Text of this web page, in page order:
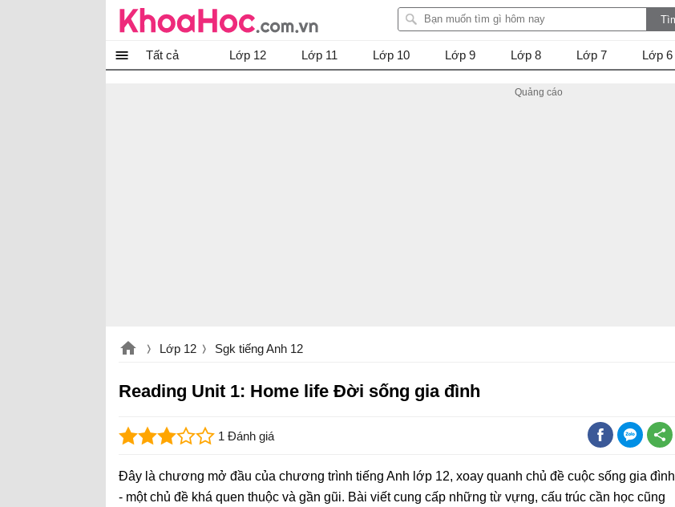
Tất cả Lớp 12 Lớp 11 Lớp 10 Lớp 9 Lớp 8 Lớp 7 Lớp 6
Lớp 12 Sgk tiếng Anh 12
Reading Unit 1: Home life Đời sống gia đình
1 Đánh giá
Đây là chương mở đầu của chương trình tiếng Anh lớp 12, xoay quanh chủ đề cuộc sống gia đình
- một chủ đề khá quen thuộc và gần gũi. Bài viết cung cấp những từ vựng, cấu trúc cần học cũng